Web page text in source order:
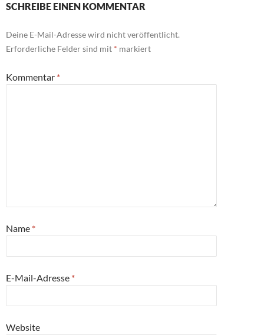
SCHREIBE EINEN KOMMENTAR
Deine E-Mail-Adresse wird nicht veröffentlicht.
Erforderliche Felder sind mit * markiert
Kommentar *
Name *
E-Mail-Adresse *
Website